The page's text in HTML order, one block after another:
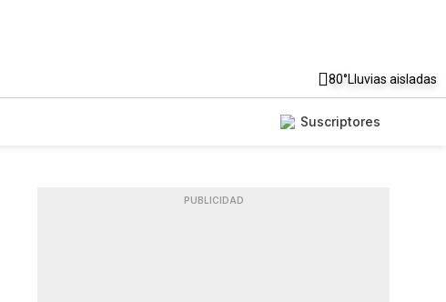
80°Lluvias aisladas
Suscriptores
PUBLICIDAD